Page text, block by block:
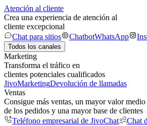
Atención al cliente
Crea una experiencia de atención al
cliente excepcional
Chat para sitios
ChatbotWhatsApp
Todos los canales
Marketing
Transforma el tráfico en
clientes potenciales cualificados
JivoMarketingDevolución de llamadas
Ventas
Consigue más ventas, un mayor valor medio
de los pedidos y una mayor base de clientes
Teléfono empresarial de JivoChat
Chat